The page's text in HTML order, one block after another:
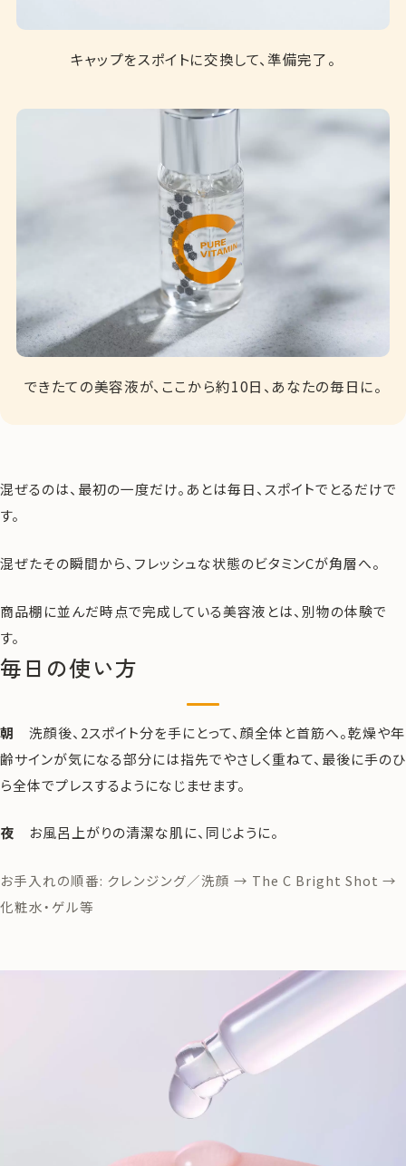
キャップをスポイトに交換して、準備完了。
できたての美容液が、ここから約10日、あなたの毎日に。
混ぜるのは、最初の一度だけ。あとは毎日、スポイトでとるだけで
す。
混ぜたその瞬間から、フレッシュな状態のビタミンCが角層へ。
商品棚に並んだ時点で完成している美容液とは、別物の体験で
す。
毎日の使い方
朝 洗顔後、2スポイト分を手にとって、顔全体と首筋へ。乾燥や年
齢サインが気になる部分には指先でやさしく重ねて、最後に手のひ
ら全体でプレスするようになじませます。
夜 お風呂上がりの清潔な肌に、同じように。
お手入れの順番: クレンジング／洗顔 → The C Bright Shot →
化粧水・ゲル等